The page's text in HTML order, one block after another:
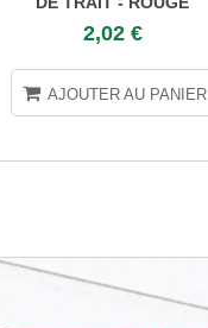
2,02 €
AJOUTER AU PANIER